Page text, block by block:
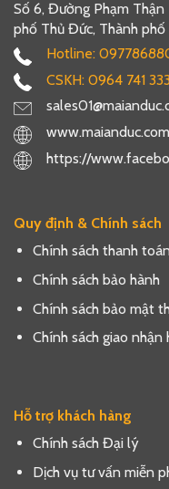
Số 6, Đường Phạm Thận
phố Thủ Đức, Thành
Hotline:
CSKH: 0964 741 333
www.maianduc.com
https://
Quy định & Chính sách
Chính sách thanh toán
Chính sách bảo hành
Chính sách bảo mật
Chính sách giao nhận
Hỗ trợ khách hàng
Chính sách Đại lý
Dịch vụ tư vấn miễn